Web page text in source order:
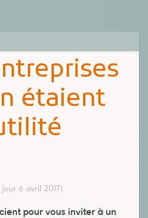
étaient
6 avril 2017)
pour vous inviter à un